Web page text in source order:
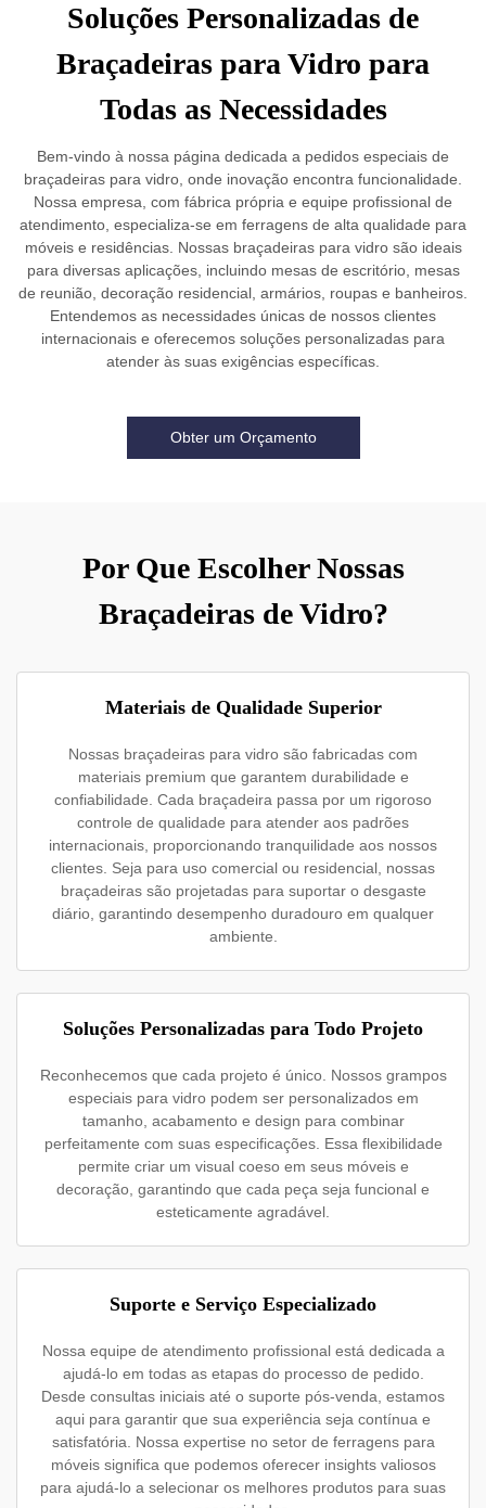
Soluções Personalizadas de
Braçadeiras para Vidro para
Todas as Necessidades
Bem-vindo à nossa página dedicada a pedidos especiais de
braçadeiras para vidro, onde inovação encontra funcionalidade.
Nossa empresa, com fábrica própria e equipe profissional de
atendimento, especializa-se em ferragens de alta qualidade para
móveis e residências. Nossas braçadeiras para vidro são ideais
para diversas aplicações, incluindo mesas de escritório, mesas
de reunião, decoração residencial, armários, roupas e banheiros.
Entendemos as necessidades únicas de nossos clientes
internacionais e oferecemos soluções personalizadas para
atender às suas exigências específicas.
Obter um Orçamento
Por Que Escolher Nossas
Braçadeiras de Vidro?
Materiais de Qualidade Superior
Nossas braçadeiras para vidro são fabricadas com
materiais premium que garantem durabilidade e
confiabilidade. Cada braçadeira passa por um rigoroso
controle de qualidade para atender aos padrões
internacionais, proporcionando tranquilidade aos nossos
clientes. Seja para uso comercial ou residencial, nossas
braçadeiras são projetadas para suportar o desgaste
diário, garantindo desempenho duradouro em qualquer
ambiente.
Soluções Personalizadas para Todo Projeto
Reconhecemos que cada projeto é único. Nossos grampos
especiais para vidro podem ser personalizados em
tamanho, acabamento e design para combinar
perfeitamente com suas especificações. Essa flexibilidade
permite criar um visual coeso em seus móveis e
decoração, garantindo que cada peça seja funcional e
esteticamente agradável.
Suporte e Serviço Especializado
Nossa equipe de atendimento profissional está dedicada a
ajudá-lo em todas as etapas do processo de pedido.
Desde consultas iniciais até o suporte pós-venda, estamos
aqui para garantir que sua experiência seja contínua e
satisfatória. Nossa expertise no setor de ferragens para
móveis significa que podemos oferecer insights valiosos
para ajudá-lo a selecionar os melhores produtos para suas